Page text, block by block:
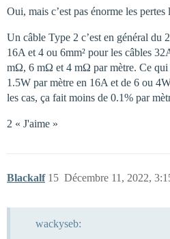
Oui, mais c’est pas énorme les
Un câble Type 2 c’est en général du
16A et 4 ou 6mm² pour les câbles
mΩ, 6 mΩ et 4 mΩ par mètre. Ce qui
1.5W par mètre en 16A et de 6 ou
les cas, ça fait moins de 0.1% par
2 « J'aime »
Blackalf Décembre 11, 2022,
15
wackyseb: